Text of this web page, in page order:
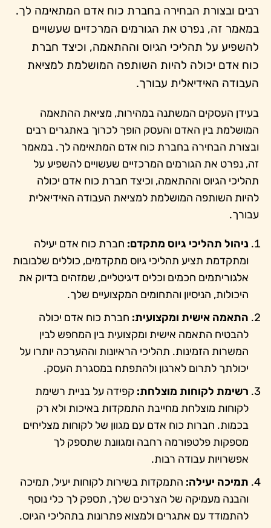
רבים ובצורת הבחירה בחברת כוח אדם המתאימה לך.
במאמר זה, נפרט את הגורמים המרכזיים שעשויים
להשפיע על תהליכי הגיוס וההתאמה, וכיצד חברת
כוח אדם יכולה להיות השותפה המושלמת למציאת
העבודה האידיאלית עבורך.
בעידן העסקים המשתנה במהירות, מציאת ההתאמה
המושלמת בין האדם והעסק הופך לכרוך באתגרים רבים
ובצורת הבחירה בחברת כוח אדם המתאימה לך. במאמר
זה, נפרט את הגורמים המרכזיים שעשויים להשפיע על
תהליכי הגיוס וההתאמה, וכיצד חברת כוח אדם יכולה
להיות השותפה המושלמת למציאת העבודה האידיאלית
עבורך.
ניהול תהליכי גיוס מתקדם: חברת כוח אדם יעילה
ומתקדמת תציע תהליכי גיוס מתקדמים, כוללים שלבובות
אלגוריתמים חכמים וכלים דיגיטליים, שמזהים בדיוק את
היכולות, הניסיון והתחומים המקצועיים שלך.
התאמה אישית ומקצועית: חברת כוח אדם יכולה
להבטיח התאמה אישית ומקצועית בין המחפש לבין
המשרות הזמינות. תהליכי הראיונות וההערכה יותרו על
יכולתך לתרום לארגון ולהתפתח במסגרת העסק.
רשימת לקוחות מוצלחת: קפידה על בניית רשימת
לקוחות מוצלחת מחייבת התמקדות באיכות ולא רק
בכמות. חברות כוח אדם עם מגוון של לקוחות מצליחים
מספקות פלטפורמה רחבה ומגוונת שתספק לך
אפשרויות עבודה רבות.
תמיכה יעילה: התמקדות בשירות לקוחות יעיל, תמיכה
והבנה מעמיקה של הצרכים שלך, תספק לך כלי נוסף
להתמודד עם אתגרים ולמצוא פתרונות בתהליכי הגיוס.